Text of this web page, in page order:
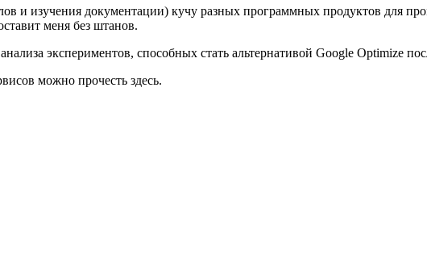
и изучения документации) кучу разных программных продуктов для
меня без штанов.
экспериментов, способных стать альтернативой Google Optimize
можно прочесть здесь.